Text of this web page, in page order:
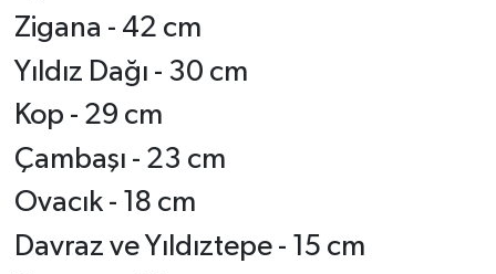
Zigana - 42 cm
Yıldız Dağı - 30 cm
Kop - 29 cm
Çambaşı - 23 cm
Ovacık - 18 cm
Davraz ve Yıldıztepe - 15 cm